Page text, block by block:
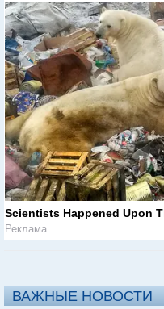
Scientists Happened Upon
Реклама
ВАЖНЫЕ НОВОСТИ